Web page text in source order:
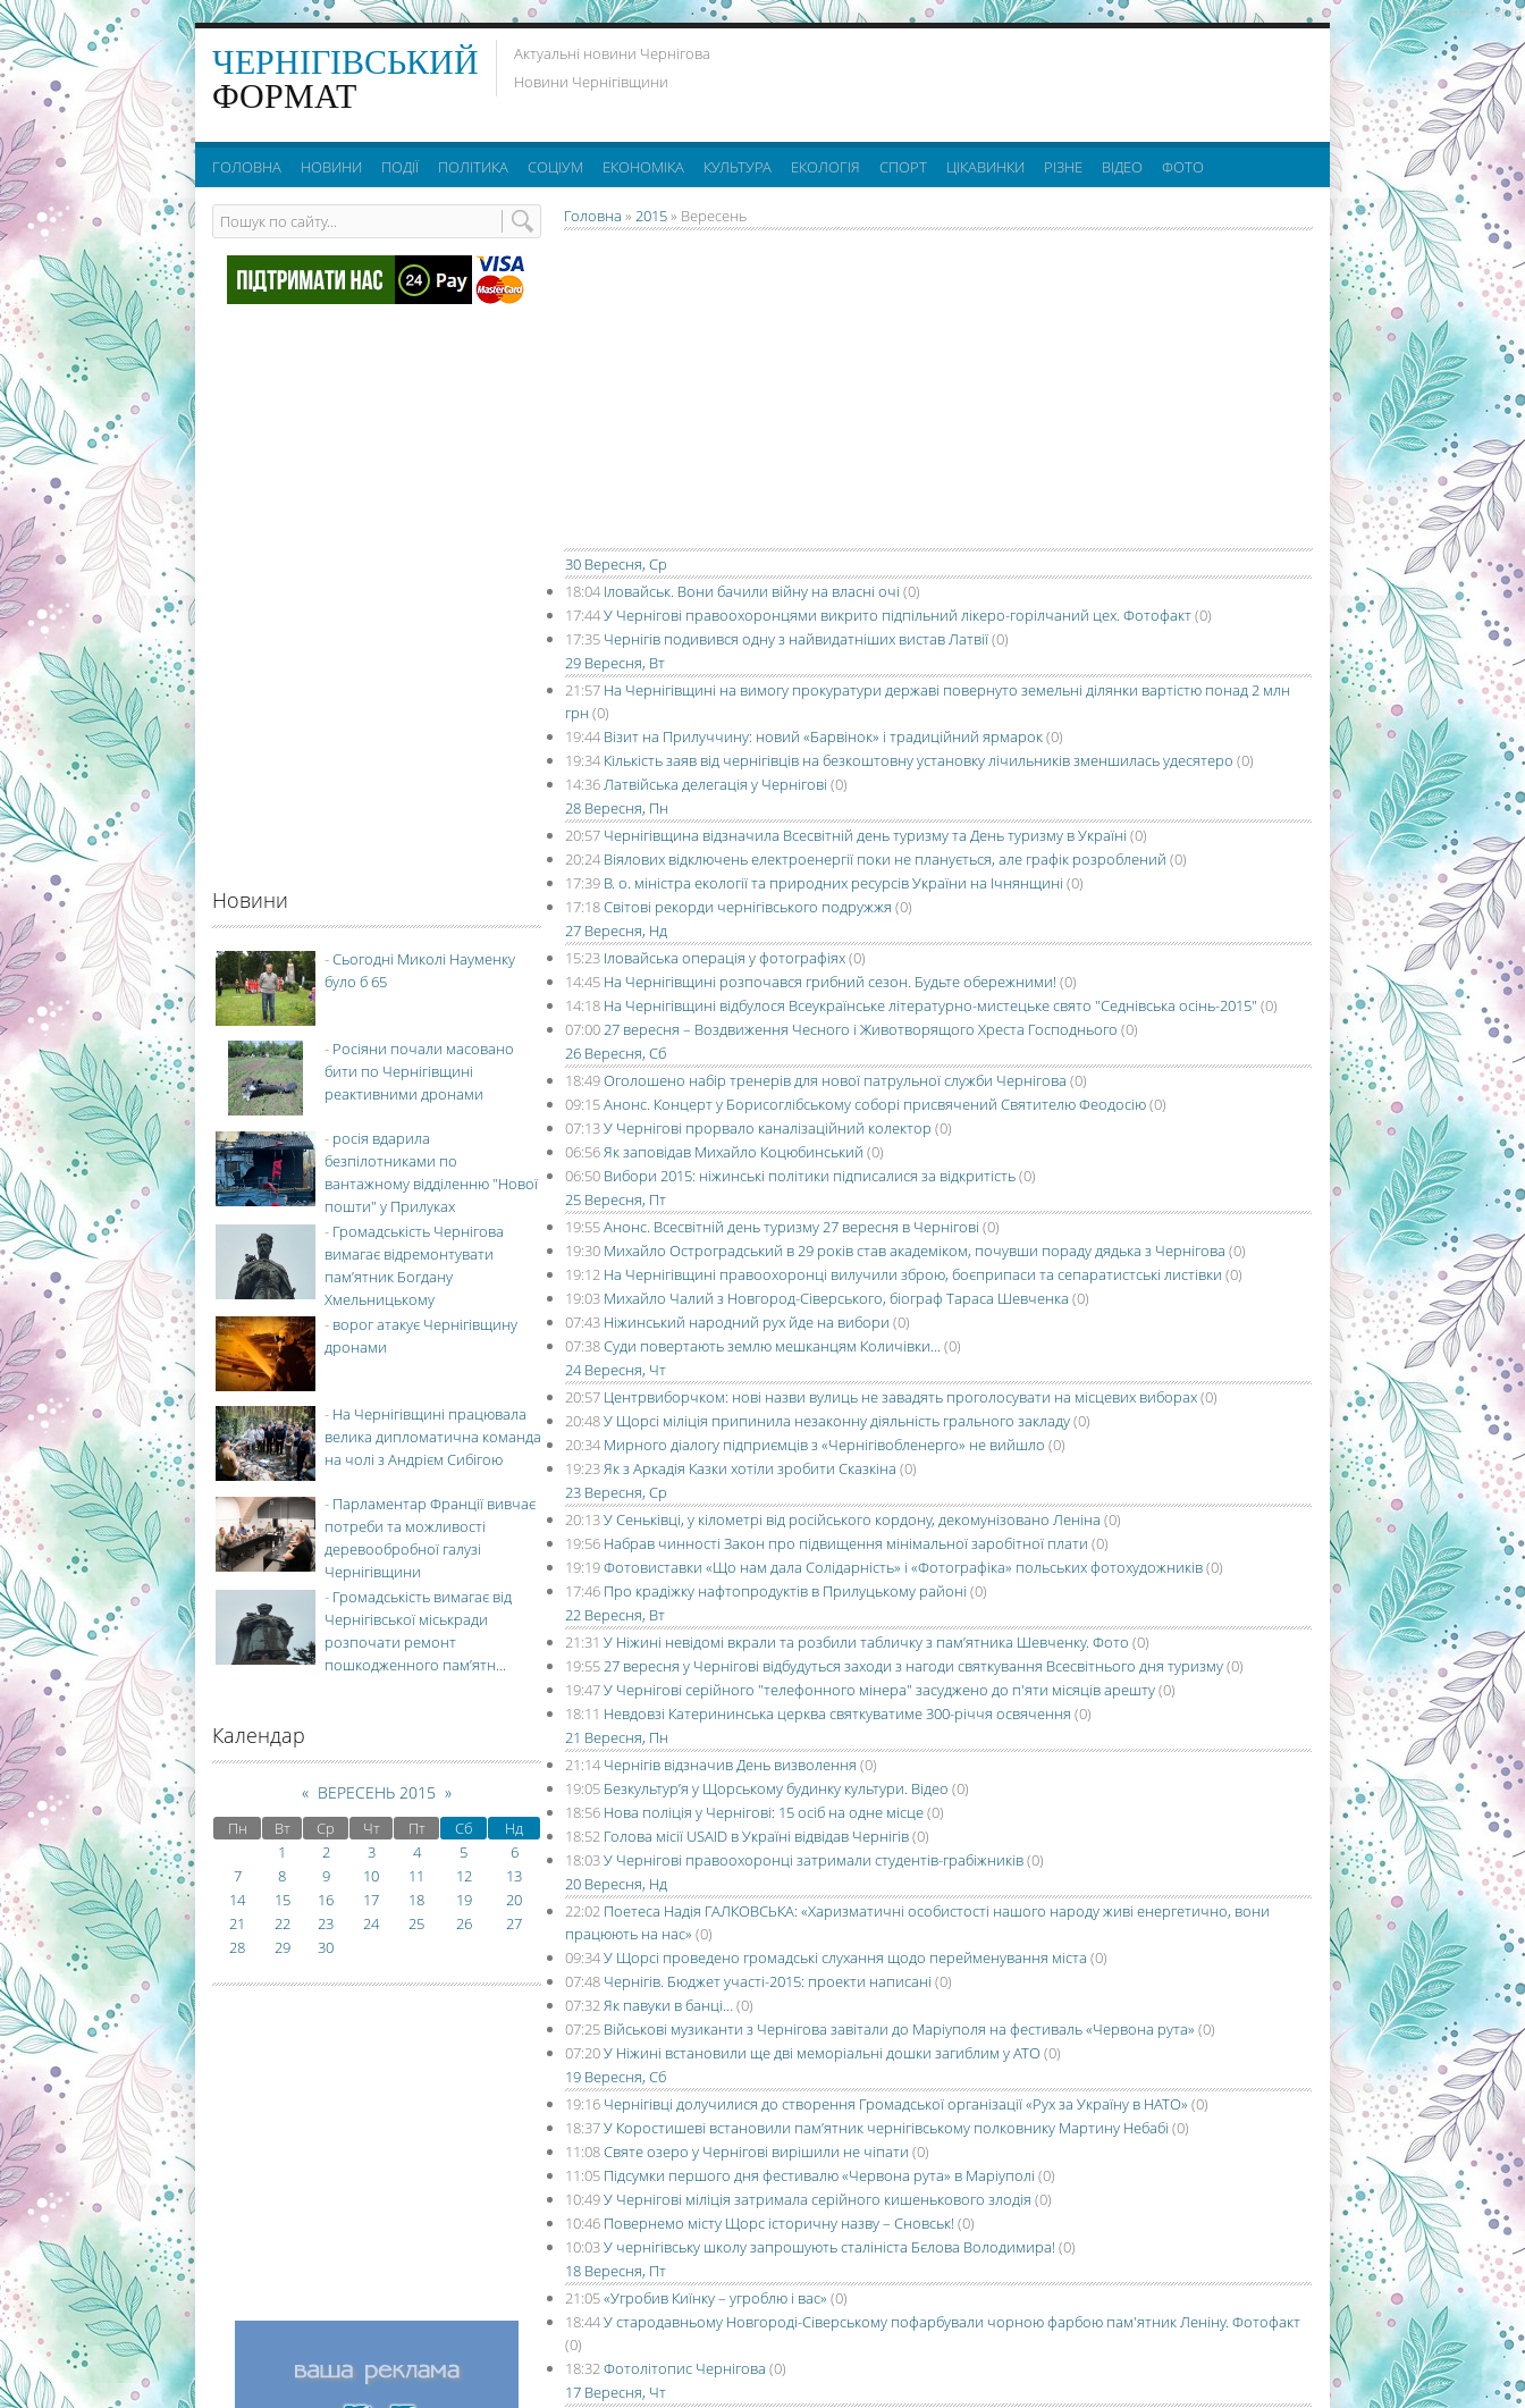
реклама партнерів:
ЧЕРНІГІВСЬКИЙ
ФОРМАТ
Актуальні новини Чернігова
Новини Чернігівщини
ГОЛОВНА НОВИНИ ПОДІЇ ПОЛІТИКА СОЦІУМ ЕКОНОМІКА КУЛЬТУРА ЕКОЛОГІЯ СПОРТ ЦІКАВИНКИ РІЗНЕ ВІДЕО ФОТО
Головна » 2015» Вересень
30 Вересня, Ср
18:04 Іловайськ. Вони бачили війну на власні очі (0)
17:44У Чернігові правоохоронцями викрито підпільний лікеро-горілчаний цех. Фотофакт(0)
17:35 Чернігів подивився одну з найвидатніших вистав Латвії(0)
29 Вересня, Вт
21:57 На Чернігівщині на вимогу прокуратури державі повернуто земельні ділянки вартістю понад 2 млн
грн (0)
19:44 Візит на Прилуччину: новий «Барвінок» і традиційний ярмарок(0)
19:34 Кількість заяв від чернігівців на безкоштовну установку лічильників зменшилась удесятеро (0)
14:36Латвійська делегація у Чернігові (0)
28 Вересня, Пн
20:57 Чернігівщина відзначила Всесвітній день туризму та День туризму в Україні (0)
20:24 Віялових відключень електроенергії поки не планується, але графік розроблений (0)
17:39 В. о. міністра екології та природних ресурсів України на Ічнянщині (0)
17:18Світові рекорди чернігівського подружжя (0)
27 Вересня, Нд
15:23 Іловайська операція у фотографіях(0)
14:45 На Чернігівщині розпочався грибний сезон. Будьте обережними! (0)
14:18 На Чернігівщині відбулося Всеукраїнське літературно-мистецьке свято "Седнівська осінь-2015" (0)
07:0027 вересня – Воздвиження Чесного і Животворящого Хреста Господнього (0)
26 Вересня, Сб
18:49Оголошено набір тренерів для нової патрульної служби Чернігова (0)
09:15Анонс. Концерт у Борисоглібському соборі присвячений Святителю Феодосію(0)
07:13У Чернігові прорвало каналізаційний колектор (0)
06:56Як заповідав Михайло Коцюбинський (0)
06:50 Вибори 2015: ніжинські політики підписалися за відкритість(0)
25 Вересня, Пт
19:55Анонс. Всесвітній день туризму 27 вересня в Чернігові (0)
19:30 Михайло Остроградський в 29 років став академіком, почувши пораду дядька з Чернігова (0)
19:12 На Чернігівщині правоохоронці вилучили зброю, боєприпаси та сепаратистські листівки (0)
19:03 Михайло Чалий з Новгород-Сіверського, біограф Тараса Шевченка (0)
07:43 Ніжинський народний рух йде на вибори (0)
07:38Суди повертають землю мешканцям Количівки... (0)
24 Вересня, Чт
20:57 Центрвиборчком: нові назви вулиць не завадять проголосувати на місцевих виборах(0)
20:48У Щорсі міліція припинила незаконну діяльність грального закладу(0)
20:34 Мирного діалогу підприємців з «Чернігівобленерго» не вийшло (0)
19:23Як з Аркадія Казки хотіли зробити Сказкіна (0)
23 Вересня, Ср
20:13У Сеньківці, у кілометрі від російського кордону, декомунізовано Леніна (0)
19:56 Набрав чинності Закон про підвищення мінімальної заробітної плати (0)
19:19Фотовиставки «Що нам дала Солідарність» і «Фотографіка» польських фотохудожників(0)
17:46 Про крадіжку нафтопродуктів в Прилуцькому районі (0)
22 Вересня, Вт
21:31 У Ніжині невідомі вкрали та розбили табличку з пам’ятника Шевченку. Фото (0)
19:5527 вересня у Чернігові відбудуться заходи з нагоди святкування Всесвітнього дня туризму(0)
19:47У Чернігові серійного "телефонного мінера" засуджено до п'яти місяців арешту(0)
18:11 Невдовзі Катерининська церква святкуватиме 300-річчя освячення (0)
21 Вересня, Пн
21:14 Чернігів відзначив День визволення (0)
19:05 Безкультур’я у Щорському будинку культури. Відео (0)
18:56 Нова поліція у Чернігові: 15 осіб на одне місце(0)
18:52 Голова місії USAID в Україні відвідав Чернігів(0)
18:03У Чернігові правоохоронці затримали студентів-грабіжників(0)
20 Вересня, Нд
22:02 Поетеса Надія ГАЛКОВСЬКА: «Харизматичні особистості нашого народу живі енергетично, вони
працюють на нас» (0)
09:34У Щорсі проведено громадські слухання щодо перейменування міста (0)
07:48 Чернігів. Бюджет участі-2015: проекти написані (0)
07:32Як павуки в банці…(0)
07:25 Військові музиканти з Чернігова завітали до Маріуполя на фестиваль «Червона рута» (0)
07:20У Ніжині встановили ще дві меморіальні дошки загиблим у АТО (0)
19 Вересня, Сб
19:16 Чернігівці долучилися до створення Громадської організації «Рух за Україну в НАТО» (0)
18:37У Коростишеві встановили пам’ятник чернігівському полковнику Мартину Небабі (0)
11:08Святе озеро у Чернігові вирішили не чіпати (0)
11:05 Підсумки першого дня фестивалю «Червона рута» в Маріуполі (0)
10:49У Чернігові міліція затримала серійного кишенькового злодія (0)
10:46 Повернемо місту Щорс історичну назву – Сновськ! (0)
10:03У чернігівську школу запрошують сталініста Бєлова Володимира! (0)
18 Вересня, Пт
21:05«Угробив Киїнку – угроблю і вас» (0)
18:44У стародавньому Новгороді-Сіверському пофарбували чорною фарбою пам'ятник Леніну. Фотофакт
(0)
18:32Фотолітопис Чернігова (0)
17 Вересня, Чт
Новини
-Сьогодні Миколі Науменку
було б 65
- Росіяни почали масовано
бити по Чернігівщині
реактивними дронами
- росія вдарила
безпілотниками по
вантажному відділенню "Нової
пошти" у Прилуках
- Громадськість Чернігова
вимагає відремонтувати
пам’ятник Богдану
Хмельницькому
- ворог атакує Чернігівщину
дронами
- На Чернігівщині працювала
велика дипломатична команда
на чолі з Андрієм Сибігою
- Парламентар Франції вивчає
потреби та можливості
деревообробної галузі
Чернігівщини
- Громадськість вимагає від
Чернігівської міськради
розпочати ремонт
пошкодженного пам’ятн...
Календар
« ВЕРЕСЕНЬ 2015 »
Пн Вт Ср Чт Пт Сб
Нд
1
2 3 4 5
6
7
8 9 10 11 12
13
14
15 16 17 18 19
20
21
22 23 24 25 26
27
28
29 30